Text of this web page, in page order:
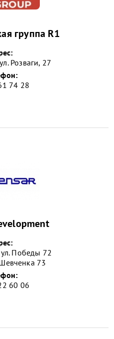
группа R1
Розваги, 27
74 28
Победы 72
73
60 06